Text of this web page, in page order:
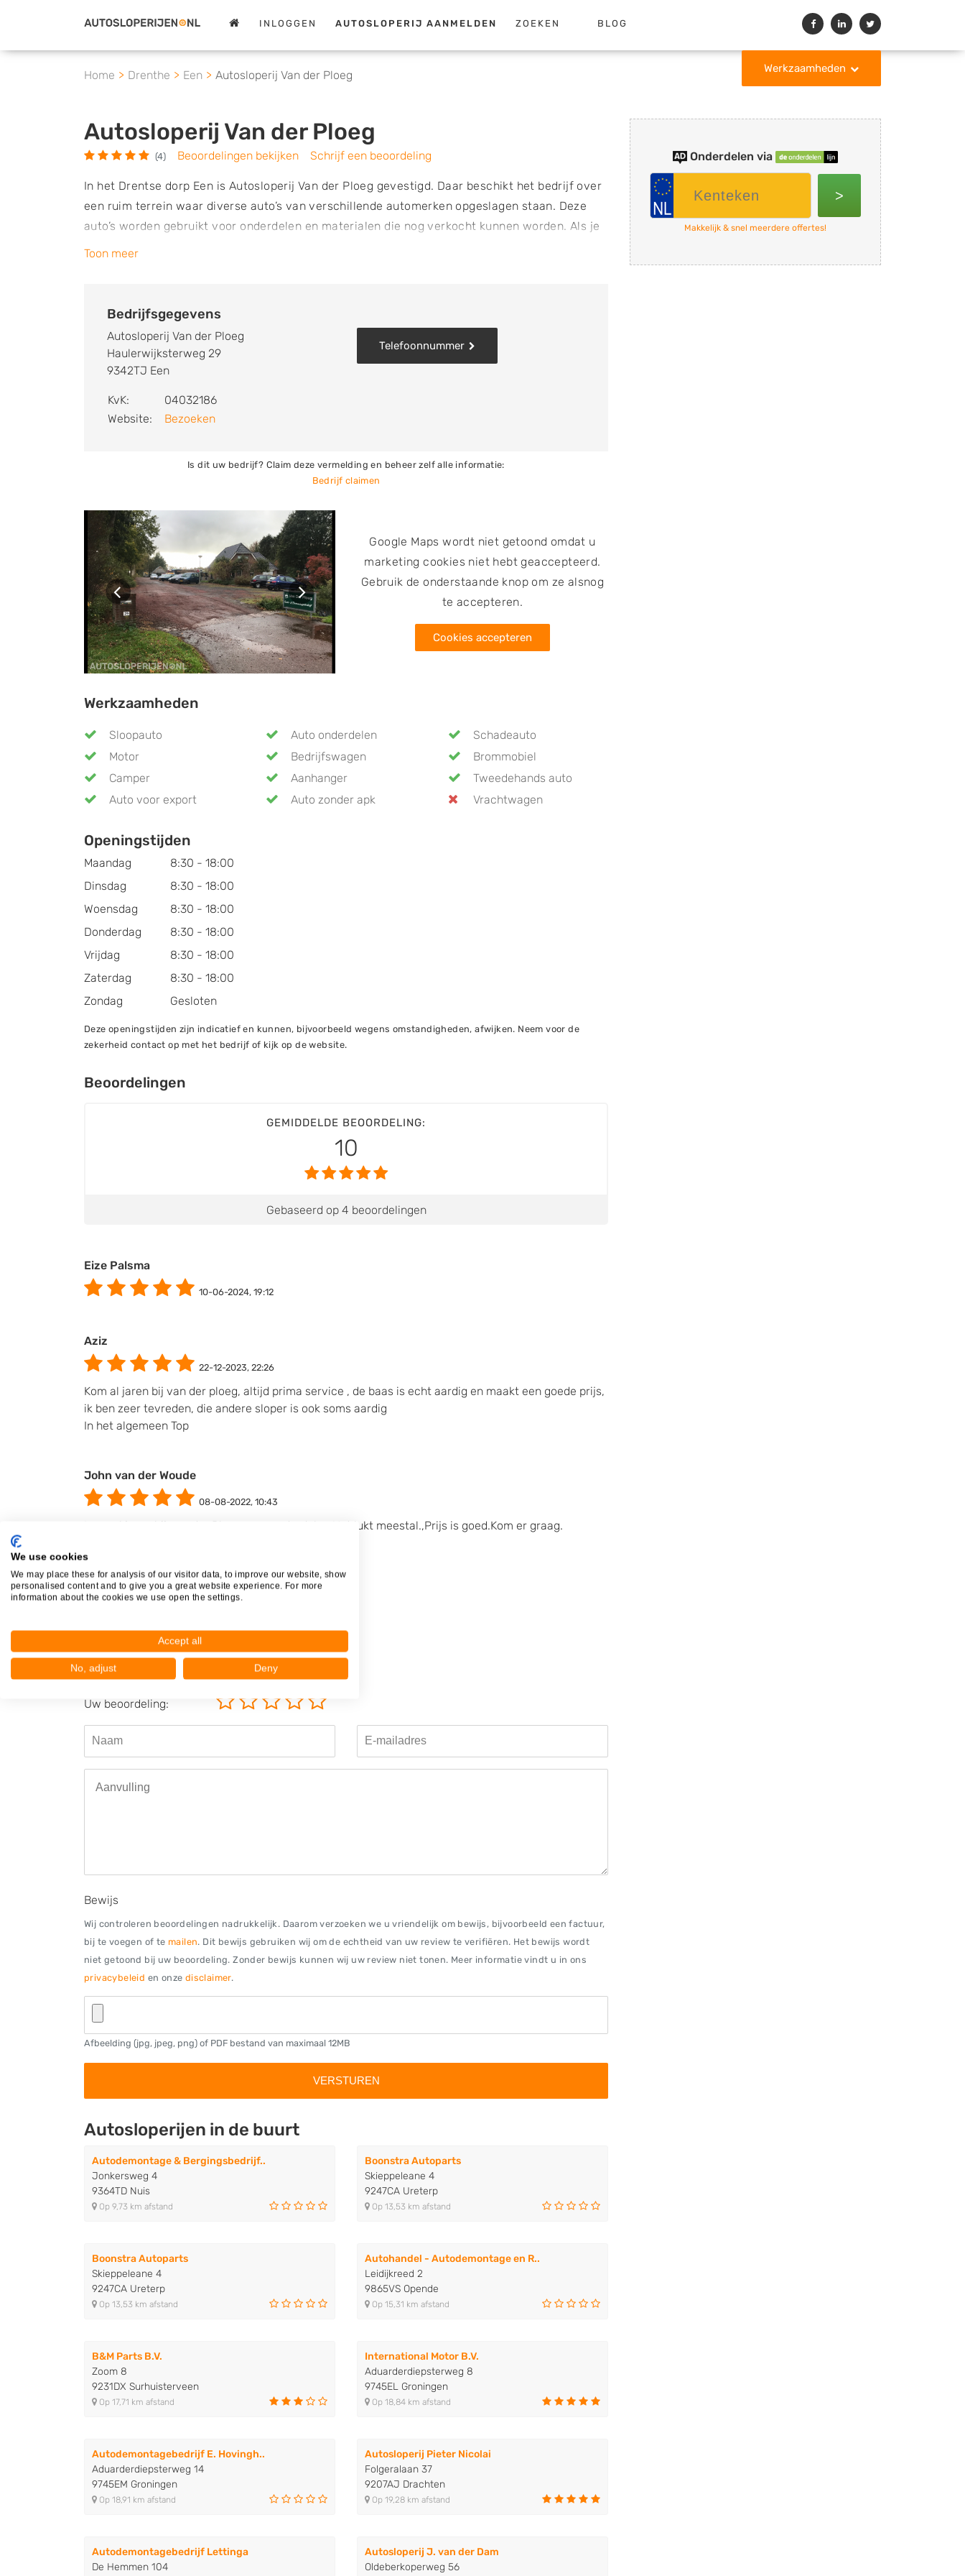
INLOGGEN AUTOSLOPERIJ AANMELDEN ZOEKEN BLOG
Werkzaamheden
Home Drenthe Een Autosloperij Van der Ploeg
Autosloperij Van der Ploeg
(4) Beoordelingen bekijken Schrijf een beoordeling
In het Drentse dorp Een is Autosloperij Van der Ploeg gevestigd. Daar beschikt het bedrijf over
een ruim terrein waar diverse auto’s van verschillende automerken opgeslagen staan. Deze
auto’s worden gebruikt voor onderdelen en materialen die nog verkocht kunnen worden. Als je
op zoek bent naar onderdelen voor een bepaald merk en type auto, dan kun je bij Autosloperij
is afgekeurd of een auto die veel schade heeft? Dan kun je bij Autosloperij Van der Ploeg
terecht voor het verkopen van jouw auto. Bij de overname van een auto krijg je van de
autosloop een vrijwaringsbewijs. Hiervoor is de onderneming door de RDW gemachtigd. Het
bedrijf is door de RDW erkend als demontagebedrijf en is gevestigd in het dorp Een op de grens
Toon meer
Bedrijfsgegevens
Autosloperij Van der Ploeg
Haulerwijksterweg 29
9342TJ Een
KvK:
04032186
Website:
Bezoeken
Telefoonnummer
Is dit uw bedrijf? Claim deze vermelding en beheer zelf alle informatie:
Bedrijf claimen
Google Maps wordt niet getoond omdat u
marketing cookies niet hebt geaccepteerd.
Gebruik de onderstaande knop om ze alsnog
te accepteren.
Cookies accepteren
Werkzaamheden
Sloopauto Auto onderdelen
Schadeauto
Motor
Bedrijfswagen
Brommobiel
Camper
Aanhanger
Tweedehands auto
Auto voor export
Auto zonder apk Vrachtwagen
Openingstijden
Maandag
8:30 - 18:00
Dinsdag
8:30 - 18:00
Woensdag
8:30 - 18:00
Donderdag
8:30 - 18:00
Vrijdag
8:30 - 18:00
Zaterdag
8:30 - 18:00
Zondag
Gesloten
Deze openingstijden zijn indicatief en kunnen, bijvoorbeeld wegens omstandigheden, afwijken. Neem voor de
zekerheid contact op met het bedrijf of kijk op de website.
Beoordelingen
GEMIDDELDE BEOORDELING:
10
Gebaseerd op 4 beoordelingen
Eize Palsma
10-06-2024, 19:12
Aziz
22-12-2023, 22:26
Kom al jaren bij van der ploeg, altijd prima service , de baas is echt aardig en maakt een goede prijs,
ik ben zeer tevreden, die andere sloper is ook soms aardig
In het algemeen Top
John van der Woude
08-08-2022, 10:43
Loop al jaren bij van der Ploeg voor onderdelen.Het lukt meestal.,Prijs is goed.Kom er graag.
Pomp
10-03-2020, 13:28
Beoordeel Autosloperij Van der Ploeg
Uw beoordeling:
Bewijs
Wij controleren beoordelingen nadrukkelijk. Daarom verzoeken we u vriendelijk om bewijs, bijvoorbeeld een factuur,
bij te voegen of te mailen. Dit bewijs gebruiken wij om de echtheid van uw review te verifiëren. Het bewijs wordt
niet getoond bij uw beoordeling. Zonder bewijs kunnen wij uw review niet tonen. Meer informatie vindt u in ons
privacybeleid en onze disclaimer.
Afbeelding (jpg, jpeg, png) of PDF bestand van maximaal 12MB
Autosloperijen in de buurt
Autodemontage & Bergingsbedrijf..
Jonkersweg 4
9364TD Nuis
Op 9,73 km afstand
Boonstra Autoparts
Skieppeleane 4
9247CA Ureterp
Op 13,53 km afstand
Boonstra Autoparts
Skieppeleane 4
9247CA Ureterp
Op 13,53 km afstand
Autohandel - Autodemontage en R..
Leidijkreed 2
9865VS Opende
Op 15,31 km afstand
B&M Parts B.V.
Zoom 8
9231DX Surhuisterveen
Op 17,71 km afstand
International Motor B.V.
Aduarderdiepsterweg 8
9745EL Groningen
Op 18,84 km afstand
Autodemontagebedrijf E. Hovingh..
Aduarderdiepsterweg 14
9745EM Groningen
Op 18,91 km afstand
Autosloperij Pieter Nicolai
Folgeralaan 37
9207AJ Drachten
Op 19,28 km afstand
Autodemontagebedrijf Lettinga
De Hemmen 104
Autosloperij J. van der Dam
Oldeberkoperweg 56
Onderdelen via
>
Makkelijk & snel meerdere offertes!
We use cookies
We may place these for analysis of our visitor data, to improve our website, show
personalised content and to give you a great website experience. For more
information about the cookies we use open the settings.
Accept all
No, adjust Deny